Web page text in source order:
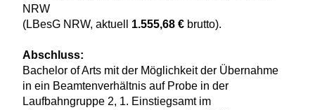
NRW
(LBesG NRW, aktuell 1.555,68 € brutto).
Abschluss:
Bachelor of Arts mit der Möglichkeit der Übernahme
in ein Beamtenverhältnis auf Probe in der
Laufbahngruppe 2, 1. Einstiegsamt im